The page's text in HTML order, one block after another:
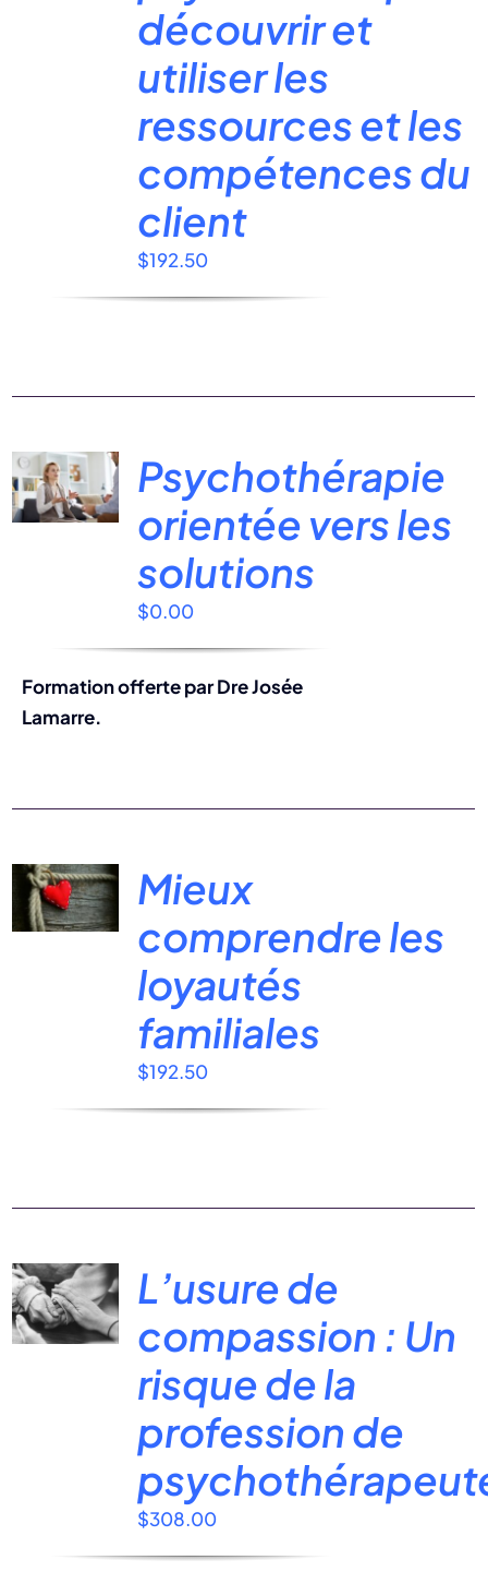
découvrir et
utiliser les
ressources et les
compétences du
client
$192.50
Psychothérapie
orientée vers les
solutions
$0.00
Formation offerte par Dre Josée
Lamarre.
Mieux
comprendre les
loyautés
familiales
$192.50
L’usure de
compassion : Un
risque de la
profession de
$308.00